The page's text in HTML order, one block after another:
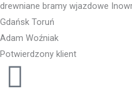
Adam Woźniak
Potwierdzony klient